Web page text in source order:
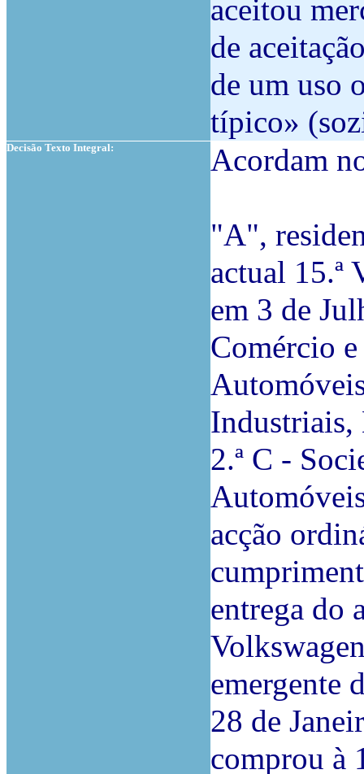
aceitou
de
de um uso
típico»
Decisão Texto Integral: Acordam
"A",
actual 15.ª
em 3 de
Comércio
Industriais,
2.ª C -
acção
entrega do
emergente
28 de
comprou à